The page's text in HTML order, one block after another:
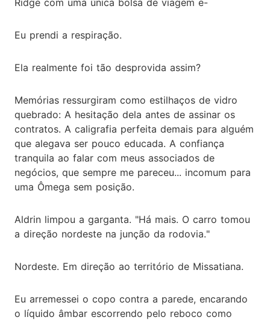
Eu prendi a respiração.
Ela realmente foi tão desprovida assim?
Memórias ressurgiram como estilhaços de vidro
quebrado: A hesitação dela antes de assinar os
contratos. A caligrafia perfeita demais para alguém
que alegava ser pouco educada. A confiança
tranquila ao falar com meus associados de
negócios, que sempre me pareceu... incomum para
uma Ômega sem posição.
Aldrin limpou a garganta. "Há mais. O carro tomou
a direção nordeste na junção da rodovia."
Nordeste. Em direção ao território de Missatiana.
Eu arremessei o copo contra a parede, encarando
o líquido âmbar escorrendo pelo reboco como